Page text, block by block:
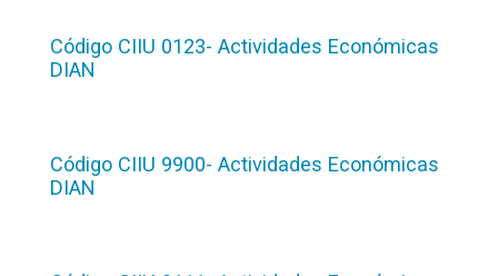
Código CIIU 0123- Actividades Económicas
DIAN
Código CIIU 9900- Actividades Económicas
DIAN